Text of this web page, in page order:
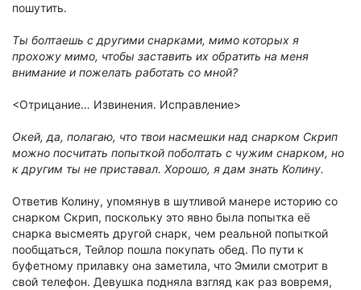
пошутить.
Ты болтаешь с другими снарками, мимо которых я
прохожу мимо, чтобы заставить их обратить на меня
внимание и пожелать работать со мной?
<Отрицание… Извинения. Исправление>
Окей, да, полагаю, что твои насмешки над снарком Скрип
можно посчитать попыткой поболтать с чужим снарком, но
к другим ты не приставал. Хорошо, я дам знать Колину.
Ответив Колину, упомянув в шутливой манере историю со
снарком Скрип, поскольку это явно была попытка её
снарка высмеять другой снарк, чем реальной попыткой
пообщаться, Тейлор пошла покупать обед. По пути к
буфетному прилавку она заметила, что Эмили смотрит в
свой телефон. Девушка подняла взгляд как раз вовремя,